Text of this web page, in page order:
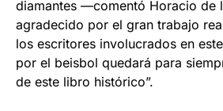
diamantes —comentó Horacio de
agradecido por el gran trabajo
los escritores involucrados en
por el beisbol quedará para
de este libro histórico”.